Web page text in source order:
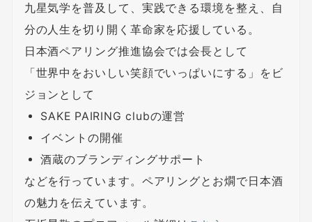
九星気学を普及して、実践できる環境を整え、自
分の人生を切り開く革命家を応援している。
日本酒ペアリング推進協会では会長として
「世界中をおいしい笑顔でいっぱいにする」をビ
ジョンとして
SAKE PAIRING clubの運営
イベントの開催
酒蔵のブランディングサポート
などを行っています。ペアリングとお燗で日本酒
の魅力を伝えています。